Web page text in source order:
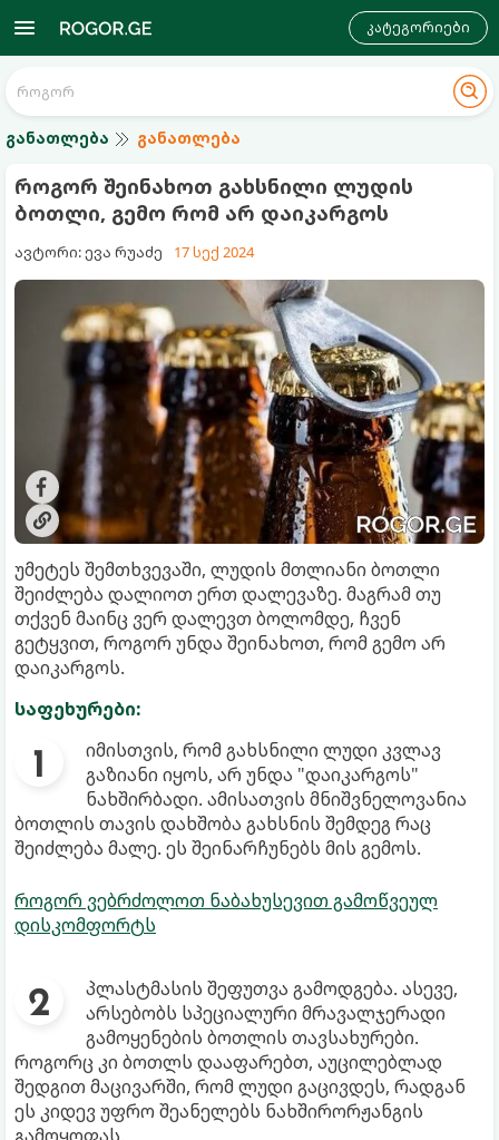
კატეგორიები
განათლება განათლება
როგორ შეინახოთ გახსნილი ლუდის
ბოთლი, გემო რომ არ დაიკარგოს
ავტორი: ევა რუაძე 17 სექ 2024
უმეტეს შემთხვევაში, ლუდის მთლიანი ბოთლი
შეიძლება დალიოთ ერთ დალევაზე. მაგრამ თუ
თქვენ მაინც ვერ დალევთ ბოლომდე, ჩვენ
გეტყვით, როგორ უნდა შეინახოთ, რომ გემო არ
დაიკარგოს.
საფეხურები:
იმისთვის, რომ გახსნილი ლუდი კვლავ
გაზიანი იყოს, არ უნდა "დაიკარგოს"
ნახშირბადი. ამისათვის მნიშვნელოვანია
ბოთლის თავის დახშობა გახსნის შემდეგ რაც
შეიძლება მალე. ეს შეინარჩუნებს მის გემოს.
როგორ ვებრძოლოთ ნაბახუსევით გამოწვეულ
დისკომფორტს
პლასტმასის შეფუთვა გამოდგება. ასევე,
არსებობს სპეციალური მრავალჯერადი
გამოყენების ბოთლის თავსახურები.
როგორც კი ბოთლს დააფარებთ, აუცილებლად
შედგით მაცივარში, რომ ლუდი გაცივდეს, რადგან
ეს კიდევ უფრო შეანელებს ნახშირორჟანგის